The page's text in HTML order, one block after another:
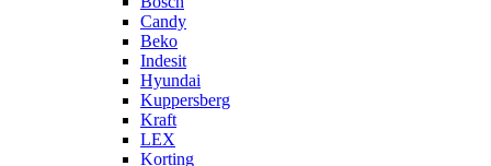
Candy
Beko
Indesit
Hyundai
Kuppersberg
Kraft
LEX
Korting